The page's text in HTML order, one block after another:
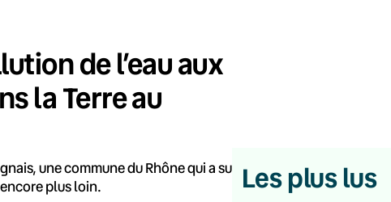
de l’eau aux
la Terre au
une commune du Rhône qui a su
plus loin.
Les plus lus